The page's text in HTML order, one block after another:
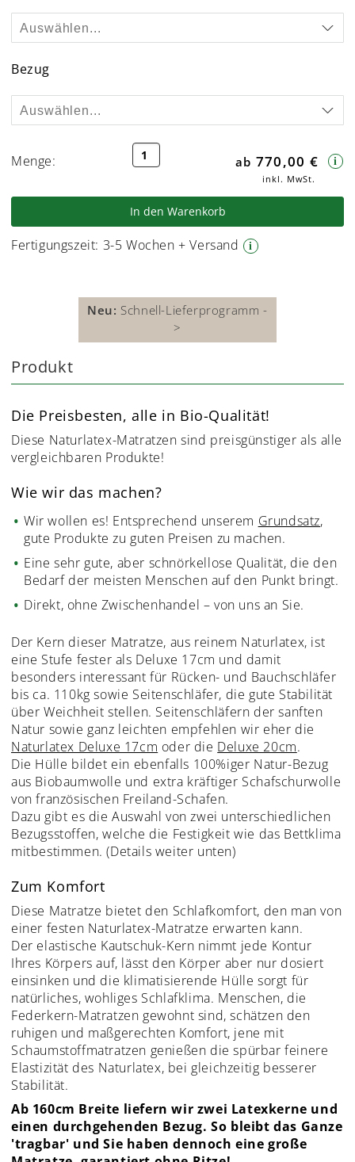
Bezug
Menge: 770,00 €
i
inkl. MwSt.
In den Warenkorb
Fertigungszeit: 3-5 Wochen + Versand i
Neu: Schnell-Lieferprogramm -
>
Produkt
Die Preisbesten, alle in Bio-Qualität!
Diese Naturlatex-Matratzen sind preisgünstiger als alle
vergleichbaren Produkte!
Wie wir das machen?
Wir wollen es! Entsprechend unserem Grundsatz,
gute Produkte zu guten Preisen zu machen.
Eine sehr gute, aber schnörkellose Qualität, die den
Bedarf der meisten Menschen auf den Punkt bringt.
Direkt, ohne Zwischenhandel – von uns an Sie.
Der Kern dieser Matratze, aus reinem Naturlatex, ist
eine Stufe fester als Deluxe 17cm und damit
besonders interessant für Rücken- und Bauchschläfer
bis ca. 110kg sowie Seitenschläfer, die gute Stabilität
über Weichheit stellen. Seitenschläfern der sanften
Natur sowie ganz leichten empfehlen wir eher die
Naturlatex Deluxe 17cm oder die Deluxe 20cm.
Die Hülle bildet ein ebenfalls 100%iger Natur-Bezug
aus Biobaumwolle und extra kräftiger Schafschurwolle
von französischen Freiland-Schafen.
Dazu gibt es die Auswahl von zwei unterschiedlichen
Bezugsstoffen, welche die Festigkeit wie das Bettklima
mitbestimmen. (Details weiter unten)
Zum Komfort
Diese Matratze bietet den Schlafkomfort, den man von
einer festen Naturlatex-Matratze erwarten kann.
Der elastische Kautschuk-Kern nimmt jede Kontur
Ihres Körpers auf, lässt den Körper aber nur dosiert
einsinken und die klimatisierende Hülle sorgt für
natürliches, wohliges Schlafklima. Menschen, die
Federkern-Matratzen gewohnt sind, schätzen den
ruhigen und maßgerechten Komfort, jene mit
Schaumstoffmatratzen genießen die spürbar feinere
Elastizität des Naturlatex, bei gleichzeitig besserer
Stabilität.
Ab 160cm Breite liefern wir zwei Latexkerne und
einen durchgehenden Bezug. So bleibt das Ganze
'tragbar' und Sie haben dennoch eine große